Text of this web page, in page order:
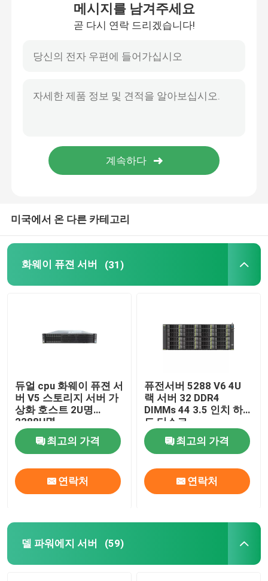
지포스 그래픽 카드
인텔 CPU 프로세서
서버 메모리 램
SFP 송수신기 모듈
메시지를 남겨주세요
곧 다시 연락 드리겠습니다!
미국에서 온 다른 카테고리
화웨이 퓨젼 서버 (31)
듀얼 cpu 화웨이 퓨젼 서
버 V5 스토리지 서버 가
상화 호스트 2U명
2288H명
최고의 가격
연락처
퓨전서버 5288 V6 4U
랙 서버 32 DDR4
DIMMs 44 3.5 인치 하
드 디스크
최고의 가격
연락처
델 파워에지 서버 (59)